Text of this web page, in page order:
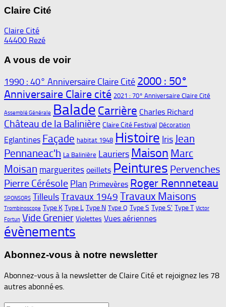
Claire Cité
Claire Cité
44400 Rezé
A vous de voir
1990 : 40° Anniversaire Claire Cité 2000 : 50°
Anniversaire Claire cité 2021 : 70° Anniversaire Claire Cité
Assemblé Générale Balade Carrière Charles Richard
Château de la Balinière Claire Cité Festival Décoration
Eglantines Façade habitat 1948 Histoire Iris Jean
Pennaneac'h La Balinière Lauriers Maison Marc
Moisan marguerites oeillets Peintures Pervenches
Pierre Cérésole Plan Primevères Roger Rennneteau
SPONSORS TilleulsTravaux 1949 Travaux Maisons
Trombinoscope Type K Type L Type N Type Q Type S Type S' Type T Victor
Fortun Vide Grenier Violettes Vues aériennes
évènements
Abonnez-vous à notre newsletter
Abonnez-vous à la newsletter de Claire Cité et rejoignez les 78
autres abonné·es.